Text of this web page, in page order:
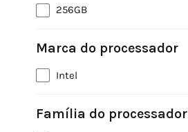
256GB
Marca do processador
Intel
Família do processador